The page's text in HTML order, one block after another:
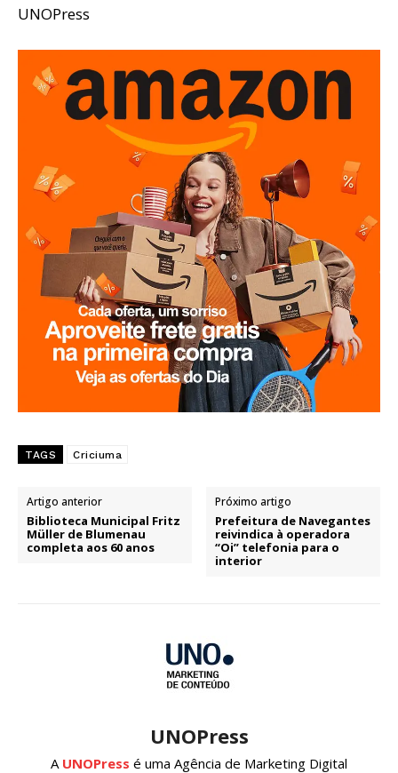
UNOPress
TAGS Criciuma
Artigo anterior
Biblioteca Municipal Fritz
Müller de Blumenau
completa aos 60 anos
Próximo artigo
Prefeitura de Navegantes
reivindica à operadora
“Oi” telefonia para o
interior
UNOPress
A UNOPress é uma Agência de Marketing Digital